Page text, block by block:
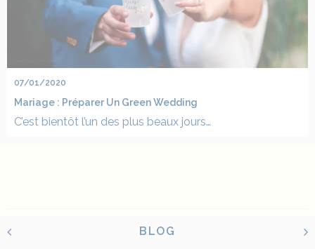
07/01/2020
Mariage : Préparer Un Green Wedding
C’est bientôt l’un des plus beaux jours…
BLOG